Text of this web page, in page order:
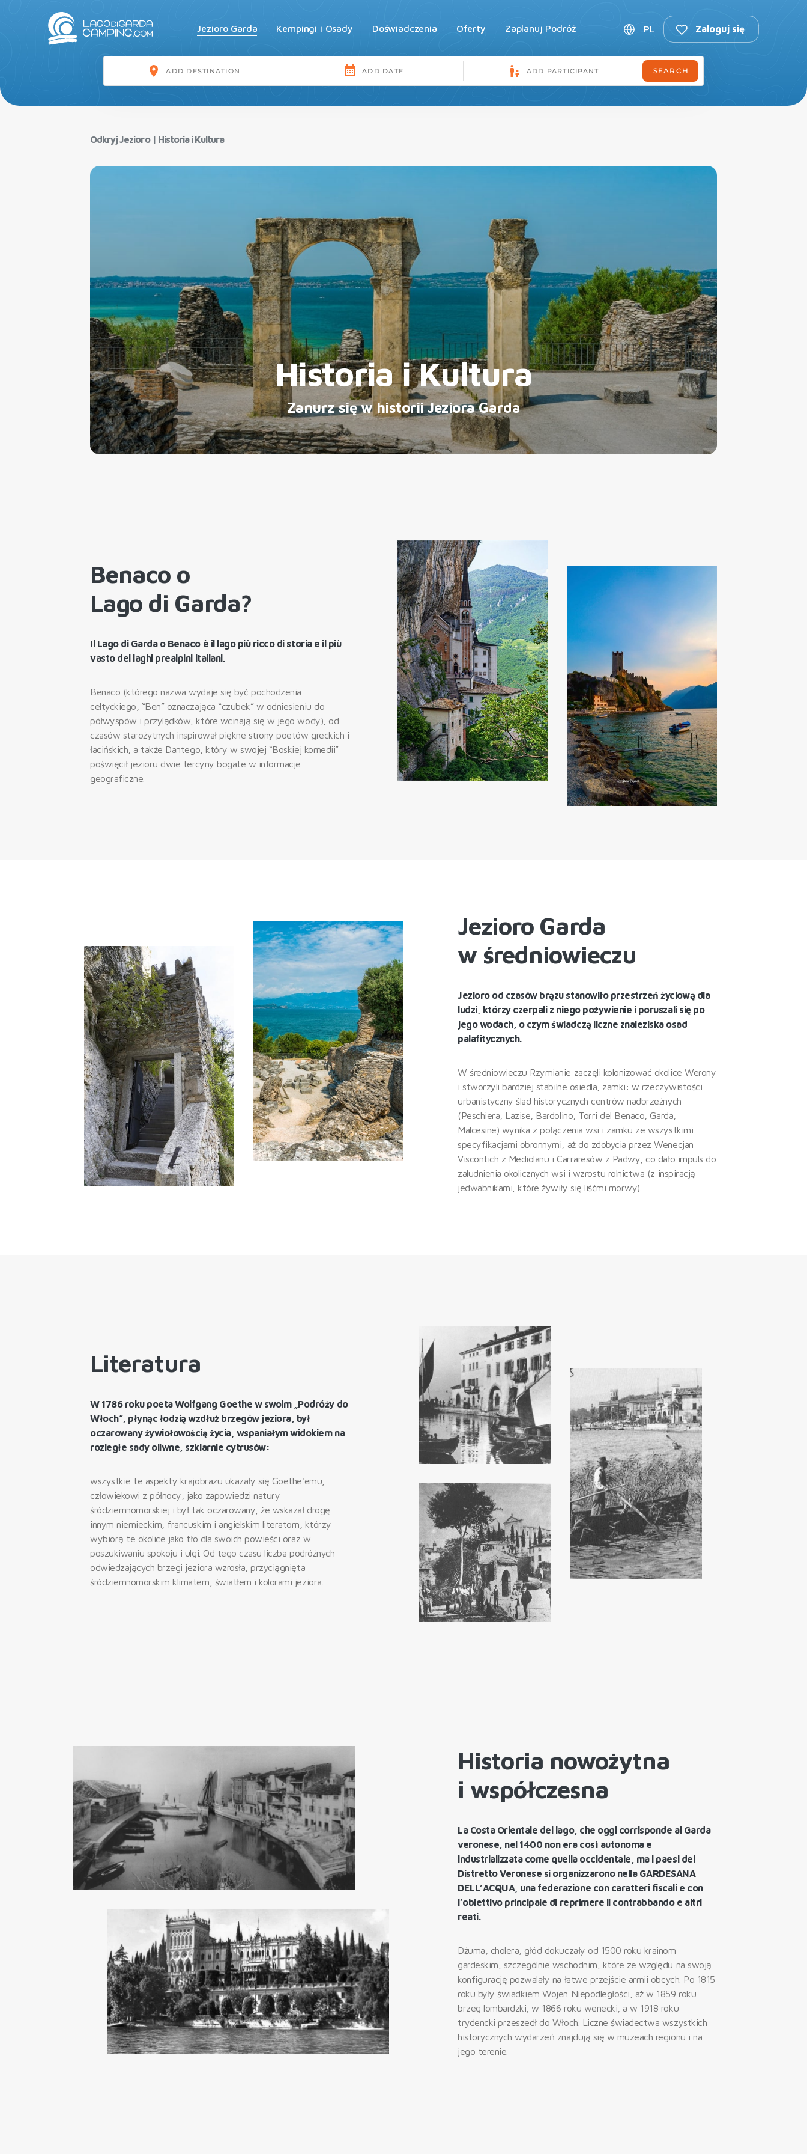
Jezioro Garda Kempingi i Osady Doświadczenia Oferty Zaplanuj Podróż PL Zaloguj się
Odkryj Jezioro| Historia i Kultura
Historia i Kultura
Zanurz się w historii Jeziora Garda
Benaco o
Lago di Garda?
Il Lago di Garda o Benaco è il lago più ricco di storia e il più
vasto dei laghi prealpini italiani.
Benaco (którego nazwa wydaje się być pochodzenia
celtyckiego, “Ben” oznaczająca “czubek” w odniesieniu do
półwyspów i przylądków, które wcinają się w jego wody), od
czasów starożytnych inspirował piękne strony poetów greckich i
łacińskich, a także Dantego, który w swojej “Boskiej komedii”
poświęcił jezioru dwie tercyny bogate w informacje
geograficzne.
Jezioro Garda
w średniowieczu
Jezioro od czasów brązu stanowiło przestrzeń życiową dla
ludzi, którzy czerpali z niego pożywienie i poruszali się po
jego wodach, o czym świadczą liczne znaleziska osad
palafitycznych.
W średniowieczu Rzymianie zaczęli kolonizować okolice Werony
i stworzyli bardziej stabilne osiedla, zamki: w rzeczywistości
urbanistyczny ślad historycznych centrów nadbrzeżnych
(Peschiera, Lazise, Bardolino, Torri del Benaco, Garda,
Malcesine) wynika z połączenia wsi i zamku ze wszystkimi
specyfikacjami obronnymi, aż do zdobycia przez Wenecjan
Viscontich z Mediolanu i Carraresów z Padwy, co dało impuls do
zaludnienia okolicznych wsi i wzrostu rolnictwa (z inspiracją
jedwabnikami, które żywiły się liśćmi morwy).
Literatura
W 1786 roku poeta Wolfgang Goethe w swoim „Podróży do
Włoch”, płynąc łodzią wzdłuż brzegów jeziora, był
oczarowany żywiołowością życia, wspaniałym widokiem na
rozległe sady oliwne, szklarnie cytrusów:
wszystkie te aspekty krajobrazu ukazały się Goethe'emu,
człowiekowi z północy, jako zapowiedzi natury
śródziemnomorskiej i był tak oczarowany, że wskazał drogę
innym niemieckim, francuskim i angielskim literatom, którzy
wybiorą te okolice jako tło dla swoich powieści oraz w
poszukiwaniu spokoju i ulgi. Od tego czasu liczba podróżnych
odwiedzających brzegi jeziora wzrosła, przyciągnięta
śródziemnomorskim klimatem, światłem i kolorami jeziora.
Historia nowożytna
i współczesna
La Costa Orientale del lago, che oggi corrisponde al Garda
veronese, nel 1400 non era così autonoma e
industrializzata come quella occidentale, ma i paesi del
Distretto Veronese si organizzarono nella GARDESANA
DELL’ACQUA, una federazione con caratteri fiscali e con
l’obiettivo principale di reprimere il contrabbando e altri
reati.
Dżuma, cholera, głód dokuczały od 1500 roku krainom
gardeskim, szczególnie wschodnim, które ze względu na swoją
konfigurację pozwalały na łatwe przejście armii obcych. Po 1815
roku były świadkiem Wojen Niepodległości, aż w 1859 roku
brzeg lombardzki, w 1866 roku wenecki, a w 1918 roku
trydencki przeszedł do Włoch. Liczne świadectwa wszystkich
historycznych wydarzeń znajdują się w muzeach regionu i na
jego terenie.